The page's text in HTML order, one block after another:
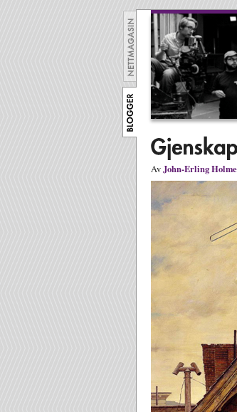
AvJohn-Erling